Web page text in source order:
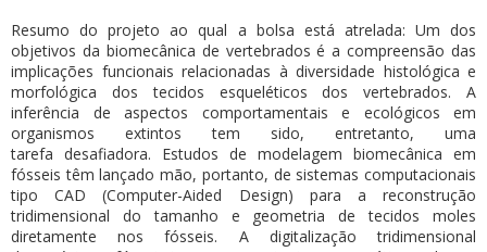
Resumo do projeto ao qual a bolsa está atrelada: Um dos
objetivos da biomecânica de vertebrados é a compreensão das
implicações funcionais relacionadas à diversidade histológica e
morfológica dos tecidos esqueléticos dos vertebrados. A
inferência de aspectos comportamentais e ecológicos em
organismos extintos tem sido, entretanto, uma
tarefa desafiadora. Estudos de modelagem biomecânica em
fósseis têm lançado mão, portanto, de sistemas computacionais
tipo CAD (Computer-Aided Design) para a reconstrução
tridimensional do tamanho e geometria de tecidos moles
diretamente nos fósseis. A digitalização tridimensional